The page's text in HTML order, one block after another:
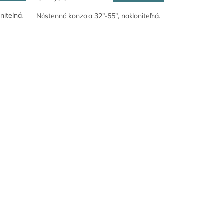
Nástenná konzola 32"-55", nakloniteľná.